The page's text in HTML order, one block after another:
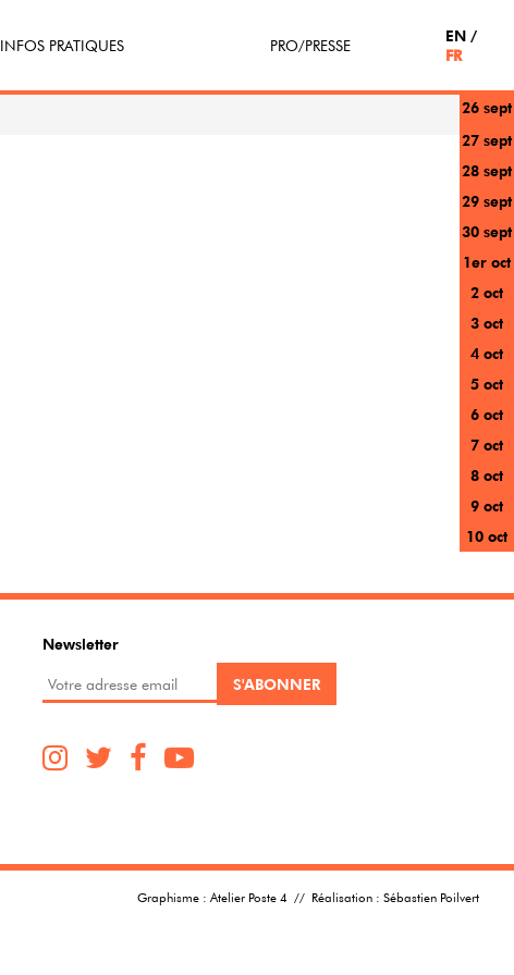
INFOS PRATIQUES PRO/PRESSE
EN
FR
26 sept
27 sept
28 sept
29 sept
30 sept
1er oct
2 oct
3 oct
4 oct
5 oct
6 oct
7 oct
8 oct
9 oct
10 oct
Newsletter
Graphisme : Atelier Poste 4 // Réalisation : Sébastien Poilvert